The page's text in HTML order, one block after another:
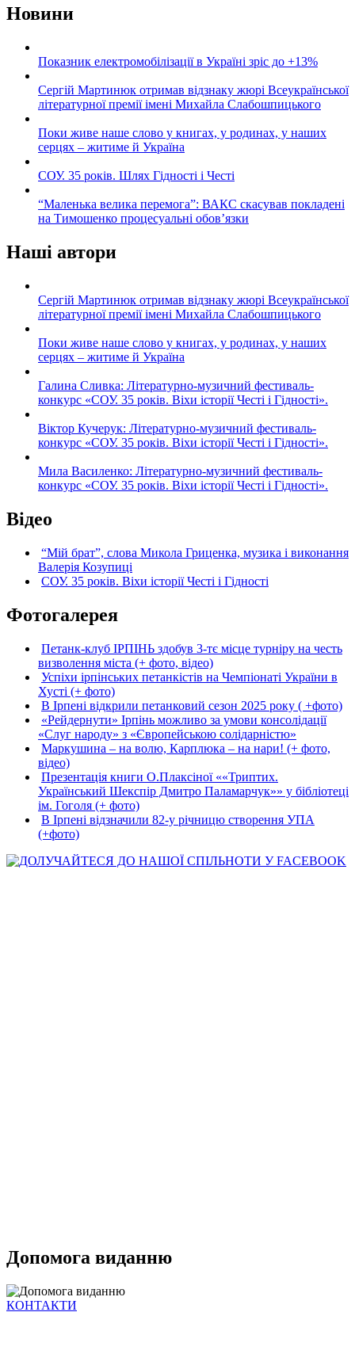
Новини
Показник електромобілізації в Україні зріс до +13%
Сергій Мартинюк отримав відзнаку жюрі Всеукраїнської
літературної премії імені Михайла Слабошпицького
Поки живе наше слово у книгах, у родинах, у наших
серцях – житиме й Україна
СОУ. 35 років. Шлях Гідності і Честі
“Маленька велика перемога”: ВАКС скасував покладені
на Тимошенко процесуальні обов’язки
Наші автори
Сергій Мартинюк отримав відзнаку жюрі Всеукраїнської
літературної премії імені Михайла Слабошпицького
Поки живе наше слово у книгах, у родинах, у наших
серцях – житиме й Україна
Галина Сливка: Літературно-музичний фестиваль-
конкурс «СОУ. 35 років. Віхи історії Честі і Гідності».
Віктор Кучерук: Літературно-музичний фестиваль-
конкурс «СОУ. 35 років. Віхи історії Честі і Гідності».
Мила Василенко: Літературно-музичний фестиваль-
конкурс «СОУ. 35 років. Віхи історії Честі і Гідності».
Відео
“Мій брат”, слова Микола Гриценка, музика і виконання
Валерія Козупиці
СОУ. 35 років. Віхи історії Честі і Гідності
Фотогалерея
Петанк-клуб ІРПІНЬ здобув 3-тє місце турніру на честь
визволення міста (+ фото, відео)
Успіхи ірпінських петанкістів на Чемпіонаті України в
Хусті (+ фото)
В Ірпені відкрили петанковий сезон 2025 року ( +фото)
«Рейдернути» Ірпінь можливо за умови консолідації
«Слуг народу» з «Європейською солідарністю»
Маркушина – на волю, Карплюка – на нари! (+ фото,
відео)
Презентація книги О.Плаксіної ««Триптих.
Український Шекспір Дмитро Паламарчук»» у бібліотеці
ім. Гоголя (+ фото)
В Ірпені відзначили 82-у річницю створення УПА
(+фото)
Допомога виданню
КОНТАКТИ